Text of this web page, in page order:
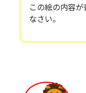
この絵の内容
なさい。